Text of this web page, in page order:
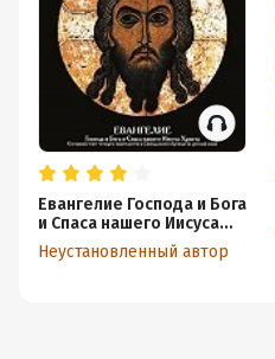
Евангелие Господа и Бога
и Спаса нашего Иисуса
Христа
Неустановленный автор